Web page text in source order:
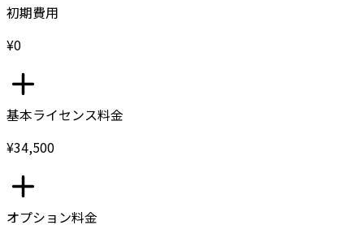
初期費用
¥0
基本ライセンス料金
¥34,500
オプション料金